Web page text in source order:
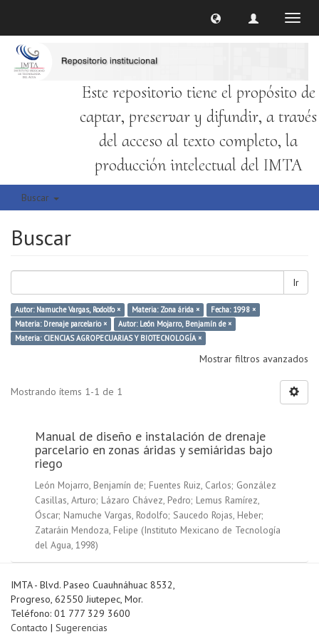
Este repositorio tiene el propósito de
captar, preservar y difundir, a través
del acceso al texto completo, la
producción intelectual del IMTA
Buscar
Buscar
Ir
Autor: Namuche Vargas, Rodolfo × Materia: Zona árida ×
Fecha: 1998 ×
Materia: Drenaje parcelario ×
Autor: León Mojarro, Benjamín de ×
Materia: CIENCIAS AGROPECUARIAS Y BIOTECNOLOGÍA ×
Mostrar filtros avanzados
Mostrando ítems 1-1 de 1
Manual de diseño e instalación de drenaje
parcelario en zonas áridas y semiáridas bajo
riego
León Mojarro, Benjamín de; Fuentes Ruiz, Carlos; González
Casillas, Arturo; Lázaro Chávez, Pedro; Lemus Ramírez,
Óscar; Namuche Vargas, Rodolfo; Saucedo Rojas, Heber;
Zataráin Mendoza, Felipe (Instituto Mexicano de Tecnología
del Agua, 1998)
IMTA - Blvd. Paseo Cuauhnáhuac 8532,
Progreso, 62550 Jiutepec, Mor.
Teléfono: 01 777 329 3600
Contacto | Sugerencias